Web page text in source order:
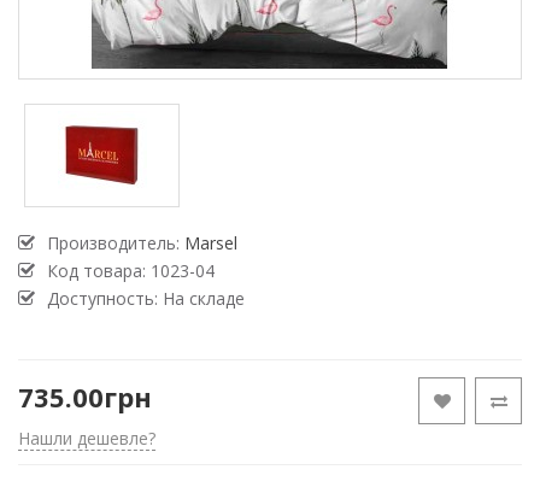
Производитель: Marsel
Код товара: 1023-04
Доступность: На складе
735.00грн
Нашли дешевле?